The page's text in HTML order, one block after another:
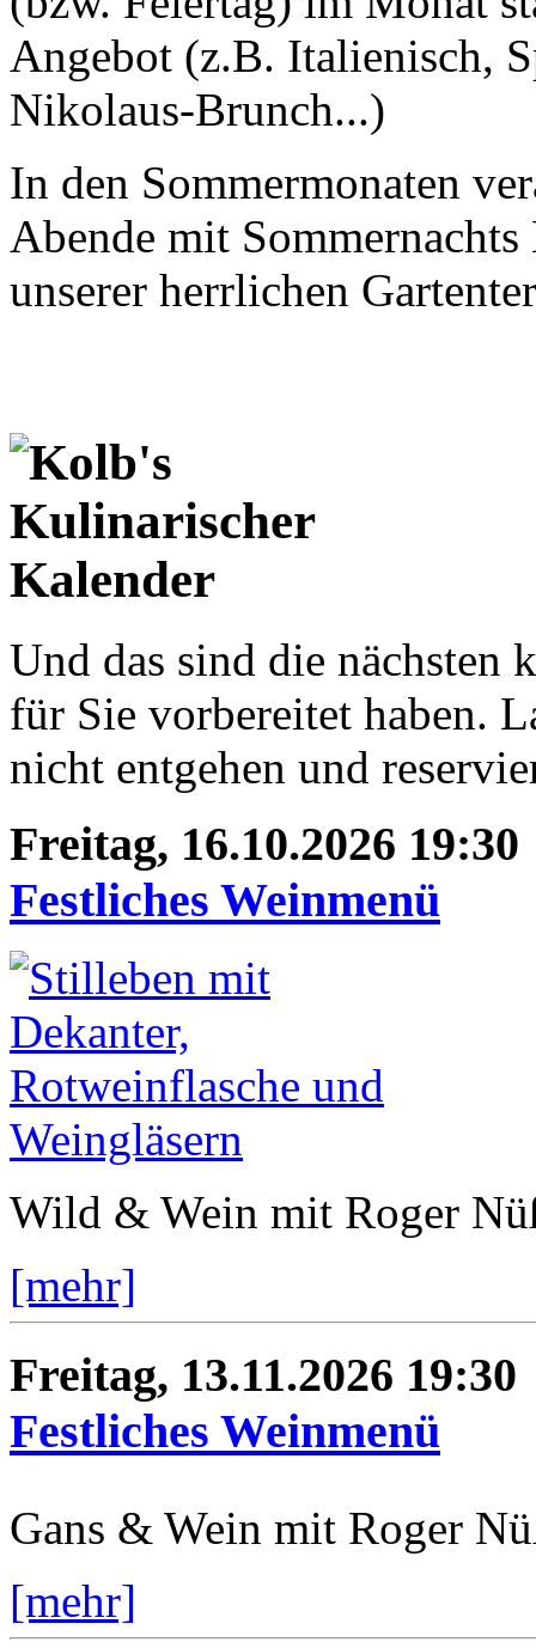
Angebot (z.B. Italienisch,
Nikolaus-Brunch...)
In den Sommermonaten
Abende mit
unserer herrlichen
Und das sind die
für Sie vorbereitet haben.
nicht entgehen und
Freitag, 16.10.2026 19:30
Festliches Weinmenü
Wild & Wein mit Roger
[mehr]
Freitag, 13.11.2026 19:30
Festliches Weinmenü
Gans & Wein mit Roger
[mehr]